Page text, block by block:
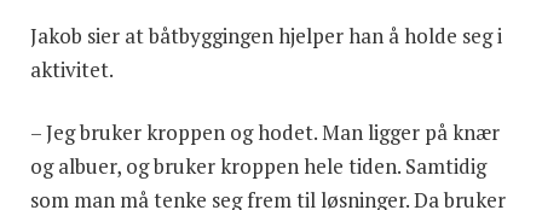
Jakob sier at båtbyggingen hjelper han å holde seg i
aktivitet.
– Jeg bruker kroppen og hodet. Man ligger på knær
og albuer, og bruker kroppen hele tiden. Samtidig
som man må tenke seg frem til løsninger. Da bruker